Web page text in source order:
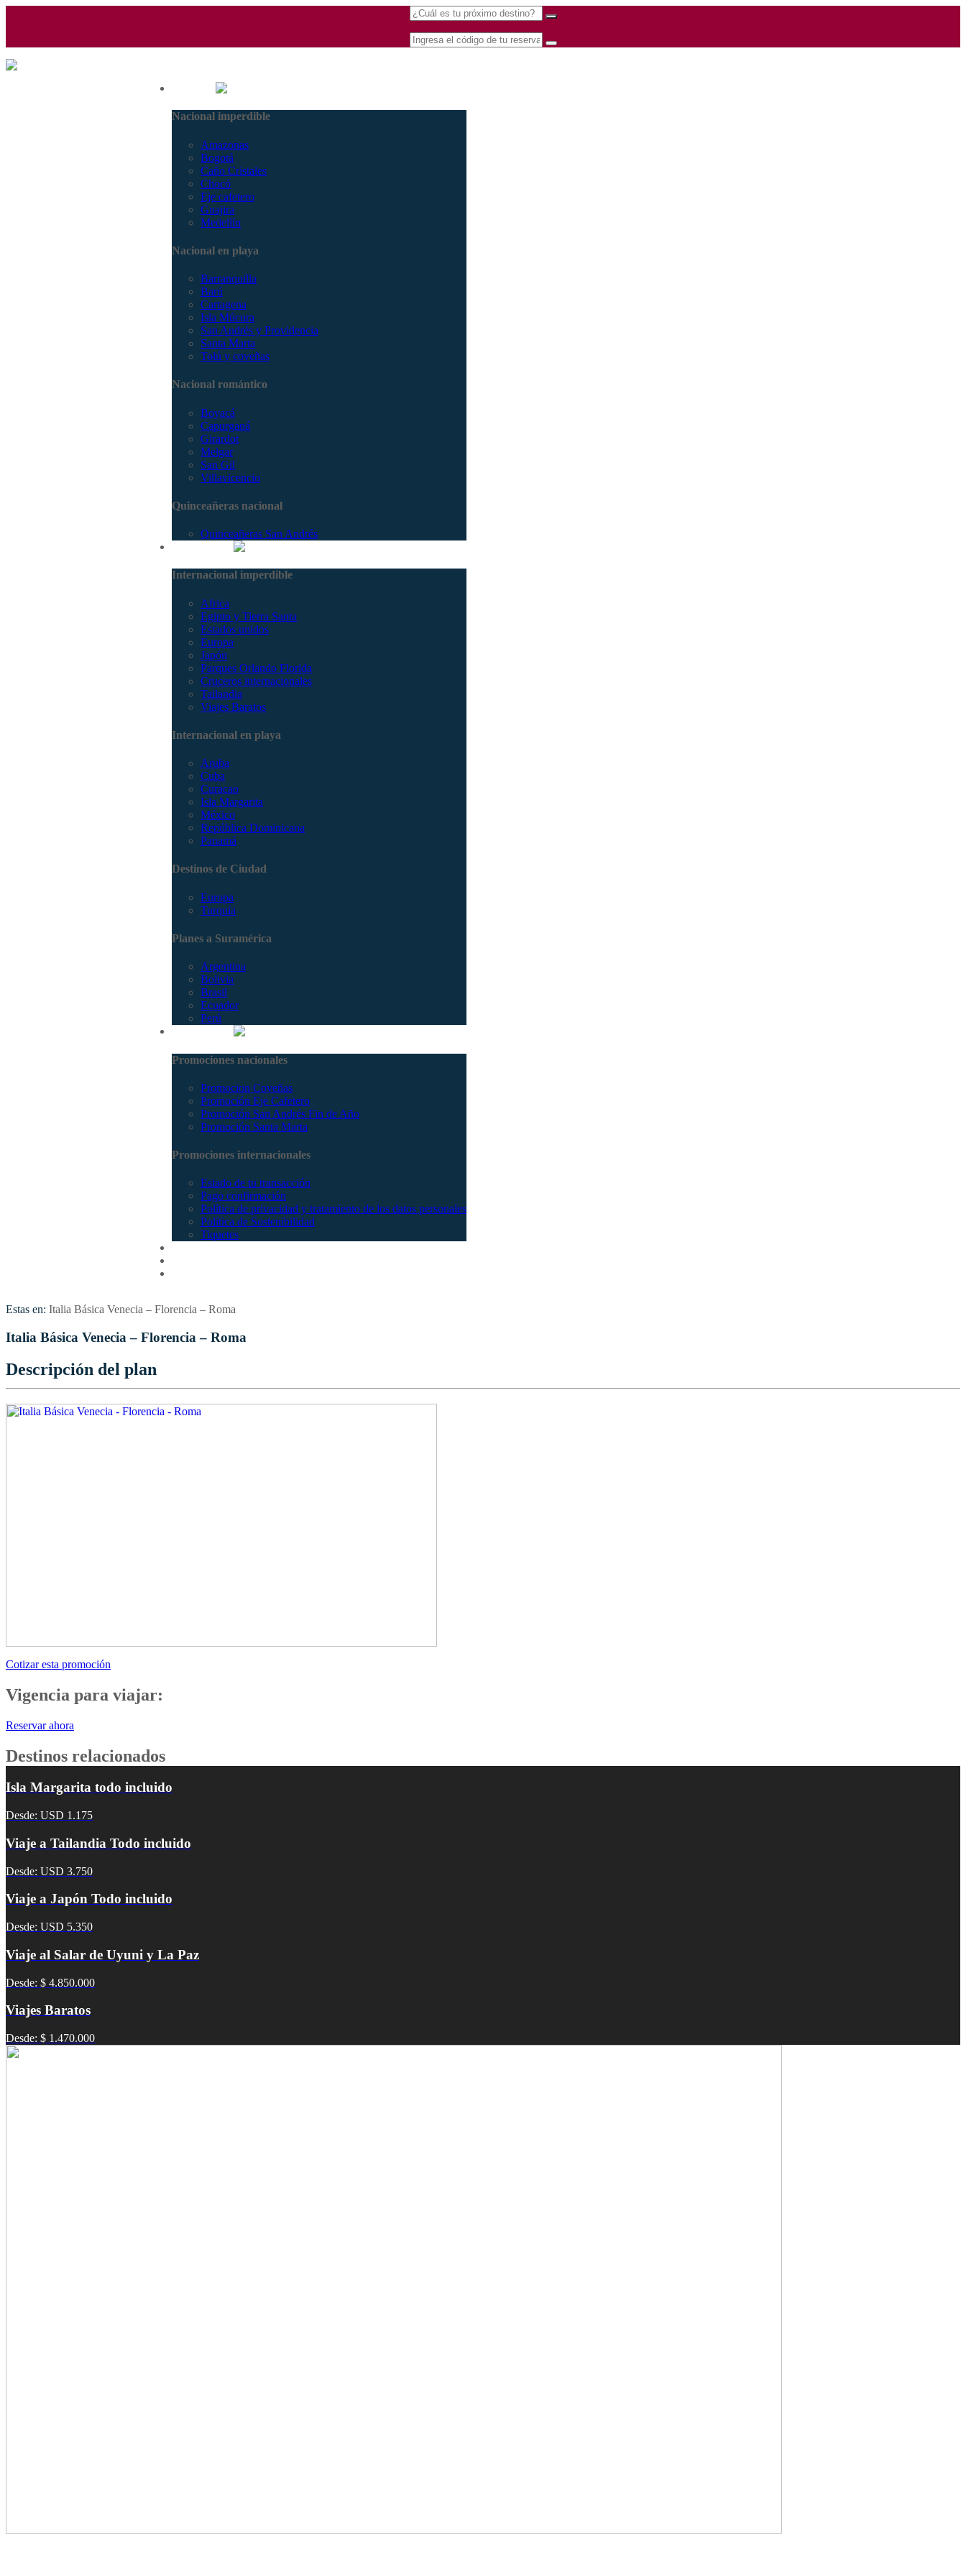
Nacional imperdible
Amazonas
Bogotá
Caño Cristales
Chocó
Eje cafetero
Guajira
Medellín
Nacional en playa
Barranquilla
Barú
Cartagena
Isla Múcura
San Andrés y Providencia
Santa Marta
Tolú y coveñas
Nacional romántico
Boyacá
Capurganá
Girardot
Melgar
San Gil
Villavicencio
Quinceañeras nacional
Quinceañeras San Andrés
Internacional imperdible
Africa
Egipto y Tierra Santa
Estados unidos
Europa
Japón
Parques Orlando Florida
Cruceros internacionales
Tailandia
Viajes Baratos
Internacional en playa
Aruba
Cuba
Curacao
Isla Margarita
México
República Dominicana
Panamá
Destinos de Ciudad
Europa
Turquía
Planes a Suramérica
Argentina
Bolivia
Brasil
Ecuador
Perú
Promociones nacionales
Promocion Coveñas
Promoción Eje Cafetero
Promoción San Andrés Fin de Año
Promoción Santa Marta
Promociones internacionales
Estado de tu transacción
Pago confirmación
Política de privacidad y tratamiento de los datos personales
Política de Sostenibilidad
Tiquetes
Estas en: Italia Básica Venecia – Florencia – Roma
Italia Básica Venecia – Florencia – Roma
Descripción del plan
Cotizar esta promoción
Vigencia para viajar:
Reservar ahora
Destinos relacionados
Isla Margarita todo incluido
Desde: USD 1.175
Viaje a Tailandia Todo incluido
Desde: USD 3.750
Viaje a Japón Todo incluido
Desde: USD 5.350
Viaje al Salar de Uyuni y La Paz
Desde: $ 4.850.000
Viajes Baratos
Desde: $ 1.470.000